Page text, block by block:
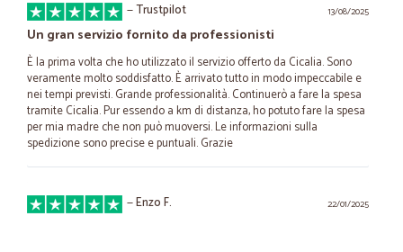
13/08/2025
—Trustpilot
Un gran servizio fornito da professionisti
È la prima volta che ho utilizzato il servizio offerto da Cicalia. Sono
veramente molto soddisfatto. È arrivato tutto in modo impeccabile e
nei tempi previsti. Grande professionalità. Continuerò a fare la spesa
tramite Cicalia. Pur essendo a km di distanza, ho potuto fare la spesa
per mia madre che non può muoversi. Le informazioni sulla
spedizione sono precise e puntuali. Grazie
22/01/2025
—Enzo F.